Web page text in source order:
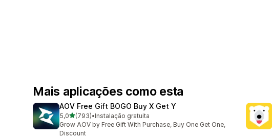
Mais aplicações como esta
AOV Free Gift BOGO Buy X Get Y
5,0de 5 estrelas
(793)
793 total de avaliações
•Instalação gratuita
Grow AOV by Free Gift With Purchase, Buy One Get One,
Discount